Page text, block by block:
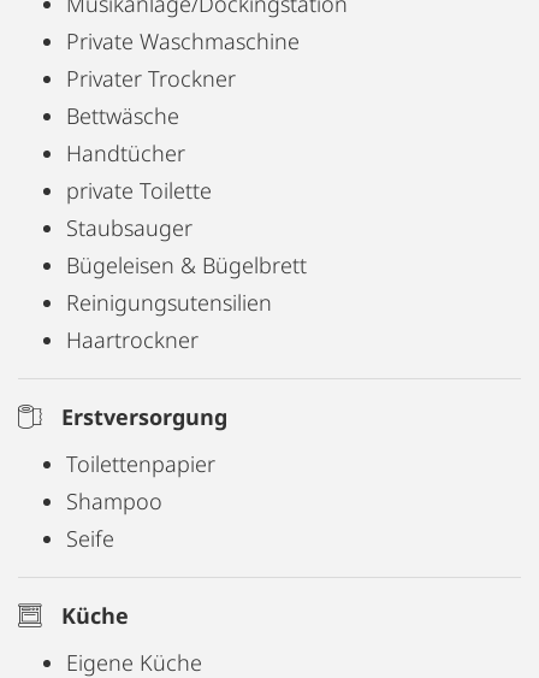
Private Waschmaschine
Privater Trockner
Bettwäsche
Handtücher
private Toilette
Staubsauger
Bügeleisen & Bügelbrett
Reinigungsutensilien
Haartrockner
Erstversorgung
Toilettenpapier
Shampoo
Seife
Küche
Eigene Küche